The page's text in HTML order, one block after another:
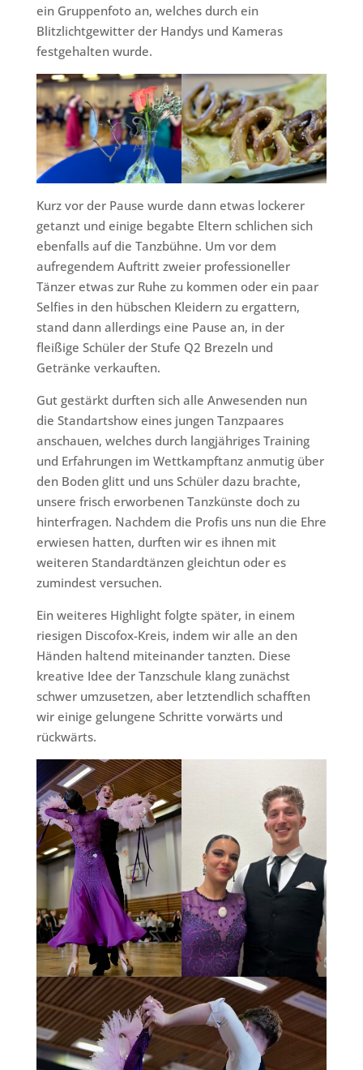
ein Gruppenfoto an, welches durch ein
Blitzlichtgewitter der Handys und Kameras
festgehalten wurde.
Kurz vor der Pause wurde dann etwas lockerer
getanzt und einige begabte Eltern schlichen sich
ebenfalls auf die Tanzbühne. Um vor dem
aufregendem Auftritt zweier professioneller
Tänzer etwas zur Ruhe zu kommen oder ein paar
Selfies in den hübschen Kleidern zu ergattern,
stand dann allerdings eine Pause an, in der
fleißige Schüler der Stufe Q2 Brezeln und
Getränke verkauften.
Gut gestärkt durften sich alle Anwesenden nun
die Standartshow eines jungen Tanzpaares
anschauen, welches durch langjähriges Training
und Erfahrungen im Wettkampftanz anmutig über
den Boden glitt und uns Schüler dazu brachte,
unsere frisch erworbenen Tanzkünste doch zu
hinterfragen. Nachdem die Profis uns nun die Ehre
erwiesen hatten, durften wir es ihnen mit
weiteren Standardtänzen gleichtun oder es
zumindest versuchen.
Ein weiteres Highlight folgte später, in einem
riesigen Discofox-Kreis, indem wir alle an den
Händen haltend miteinander tanzten. Diese
kreative Idee der Tanzschule klang zunächst
schwer umzusetzen, aber letztendlich schafften
wir einige gelungene Schritte vorwärts und
rückwärts.